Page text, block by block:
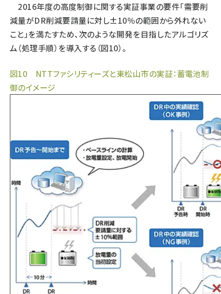
2016年度の高度制御に関する実証事業の要件「需要削
減量がDR削減要請量に対し±10％の範囲から外れない
こと」を満たすため、次のような開発を目指したアルゴリズ
ム（処理手順）を導入する（図10）。
図10 NTTファシリティーズと東松山市の実証：蓄電池制
御のイメージ